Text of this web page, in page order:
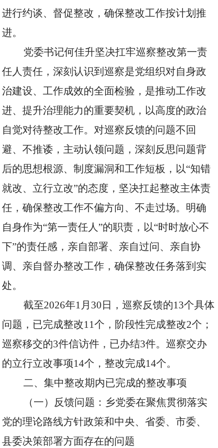
进行约谈、督促整改，确保整改工作按计划推
进。
党委书记何佳升坚决扛牢巡察整改第一责
任人责任，深刻认识到巡察是党组织对自身政
治建设、工作成效的全面检验，是推动工作改
进、提升治理能力的重要契机，以高度的政治
自觉对待整改工作。对巡察反馈的问题不回
避、不推诿，主动认领问题，深刻反思问题背
后的思想根源、制度漏洞和工作短板，以“知错
就改、立行立改”的态度，坚决扛起整改主体责
任，确保整改工作不偏方向、不走过场。明确
自身作为“第一责任人”的职责，以“时时放心不
下”的责任感，亲自部署、亲自过问、亲自协
调、亲自督办整改工作，确保整改任务落到实
处。
截至2026年1月 30 日，巡察反馈的13个具体
问题，已完成整改11个，阶段性完成整改2个；
巡察移交的3件信访件，已办结3件。巡察交办
的立行立改事项14个，整改完成14个。
二、集中整改期内已完成的整改事项
（一）反馈问题：乡党委在聚焦贯彻落实
党的理论路线方针政策和中央、省委、市委、
县委决策部署方面存在的问题